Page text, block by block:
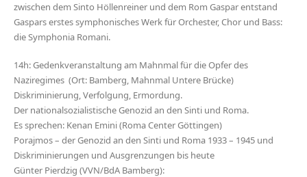
zwischen dem Sinto Höllenreiner und dem Rom Gaspar entstand
Gaspars erstes symphonisches Werk für Orchester, Chor und Bass:
die Symphonia Romani.
14h: Gedenkveranstaltung am Mahnmal für die Opfer des
Naziregimes (Ort: Bamberg, Mahnmal Untere Brücke)
Diskriminierung, Verfolgung, Ermordung.
Der nationalsozialistische Genozid an den Sinti und Roma.
Es sprechen: Kenan Emini (Roma Center Göttingen)
Porajmos – der Genozid an den Sinti und Roma 1933 – 1945 und
Diskriminierungen und Ausgrenzungen bis heute
Günter Pierdzig (VVN/BdA Bamberg):